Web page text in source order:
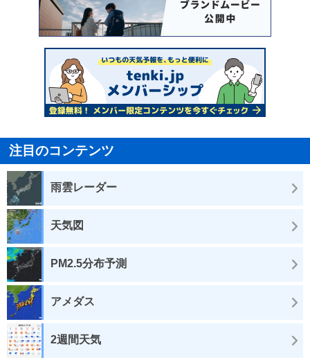
注目のコンテンツ
雨雲レーダー
天気図
PM2.5分布予測
アメダス
2週間天気